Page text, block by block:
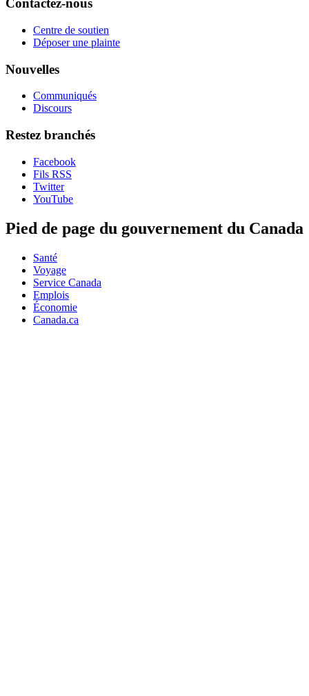
Contactez-nous
Centre de soutien
Déposer une plainte
Nouvelles
Communiqués
Discours
Restez branchés
Facebook
Fils RSS
Twitter
YouTube
Pied de page du gouvernement du Canada
Santé
Voyage
Service Canada
Emplois
Économie
Canada.ca